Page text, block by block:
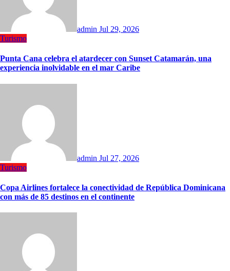
admin Jul 29, 2026
Turismo
Punta Cana celebra el atardecer con Sunset Catamarán, una
experiencia inolvidable en el mar Caribe
admin Jul 27, 2026
Turismo
Copa Airlines fortalece la conectividad de República Dominicana
con más de 85 destinos en el continente